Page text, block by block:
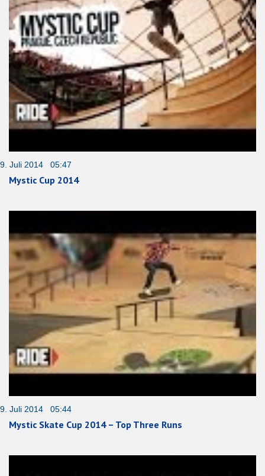
9. Juli 2014 05:47
Mystic Cup 2014
9. Juli 2014 05:44
Mystic Skate Cup 2014 – Top Three Runs